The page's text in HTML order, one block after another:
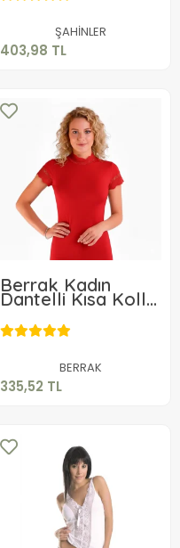
ŞAHİNLER
403,98 TL
Sepete Ekle
Berrak Kadın
Dantelli Kısa Kollu
Elastan Bluz 2144
BERRAK
335,52 TL
335,52 TL